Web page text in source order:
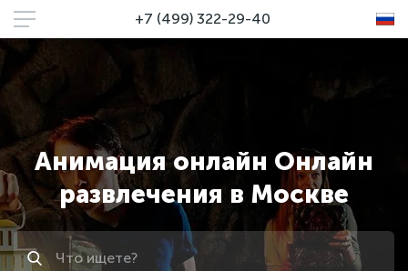
+7 (499) 322-29-40
Анимация онлайн Онлайн
развлечения в Москве
Поиск